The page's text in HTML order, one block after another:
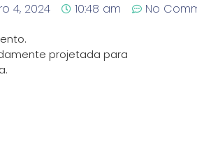
4, 2024 10:48 am No
projetada para